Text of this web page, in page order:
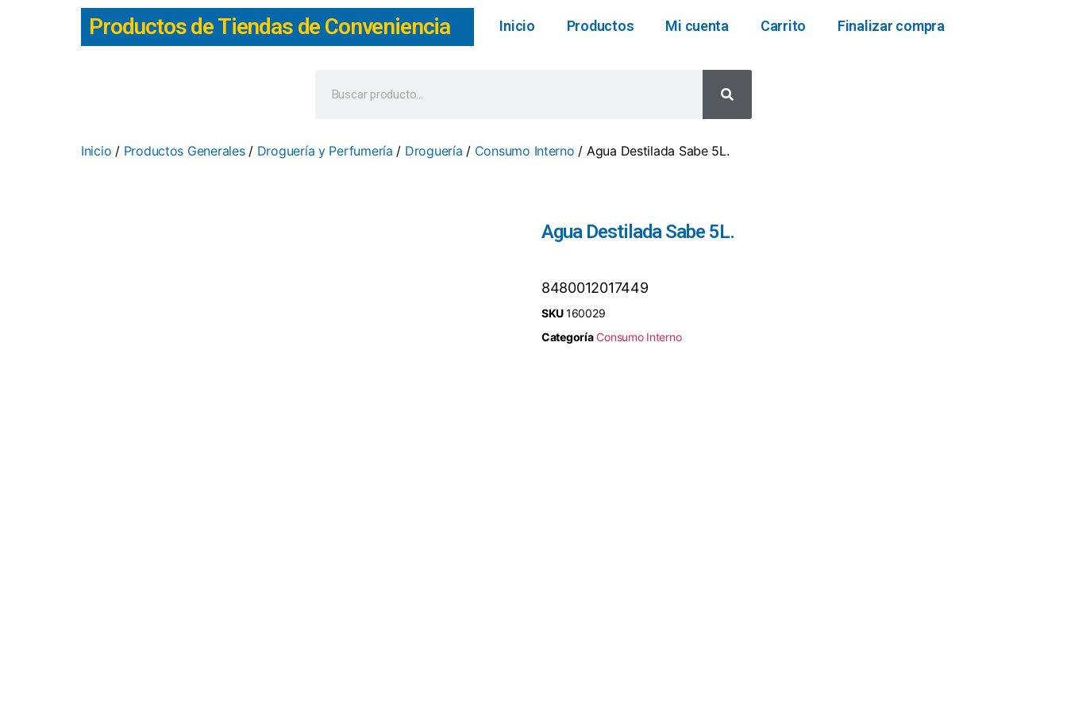
Productos de Tiendas de Conveniencia Inicio Productos Mi cuenta Carrito Finalizar compra
Inicio / Productos Generales/ Droguería y Perfumería / Droguería / Consumo Interno / Agua Destilada Sabe 5L.
Agua Destilada Sabe 5L.
8480012017449
SKU160029
Categoría Consumo Interno